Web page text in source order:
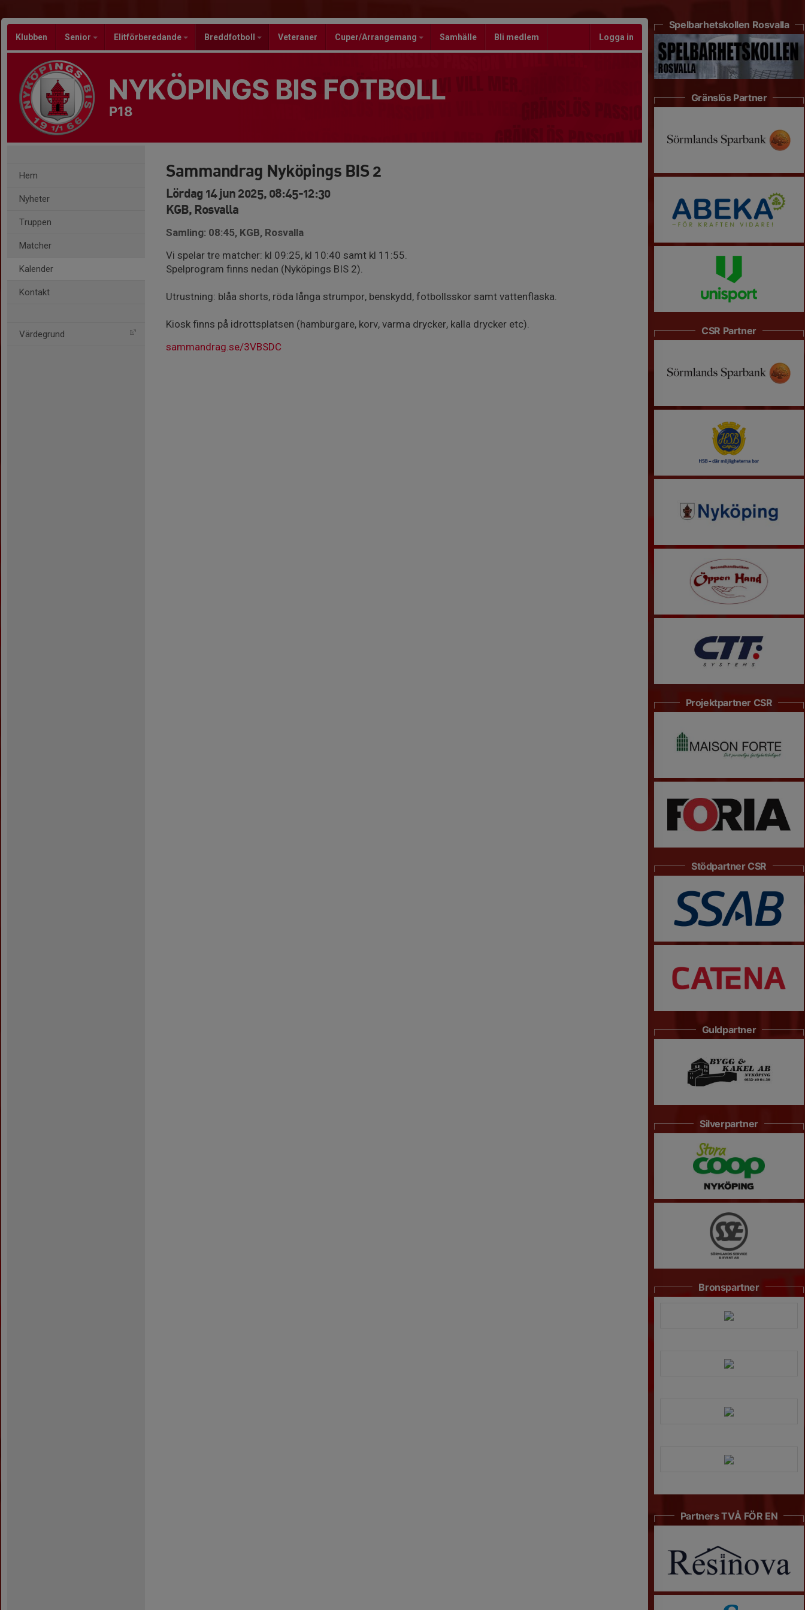
Klubben Senior Elitförberedande Breddfotboll Veteraner Cuper/Arrangemang Samhälle Bli medlem Logga in
NYKÖPINGS BIS FOTBOLL
P18
Hem
Nyheter
Truppen
Matcher
Kalender
Kontakt
Värdegrund
Sammandrag Nyköpings BIS 2
Lördag 14 jun 2025, 08:45-12:30
KGB, Rosvalla
Samling: 08:45, KGB, Rosvalla
Vi spelar tre matcher: kl 09:25, kl 10:40 samt kl 11:55.
Spelprogram finns nedan (Nyköpings BIS 2).
Utrustning: blåa shorts, röda långa strumpor, benskydd, fotbollsskor samt vattenflaska.
Kiosk finns på idrottsplatsen (hamburgare, korv, varma drycker, kalla drycker etc).
sammandrag.se/3VBSDC
Spelbarhetskollen Rosvalla
Gränslös Partner
CSR Partner
Projektpartner CSR
Stödpartner CSR
Guldpartner
Silverpartner
Bronspartner
Partners TVÅ FÖR EN